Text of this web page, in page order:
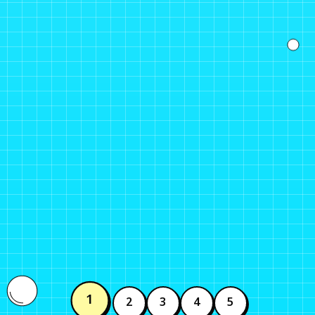
夢みた果実(A・Bタイプ)
2024年04月03日
SINGLE
1 2 3 4 5